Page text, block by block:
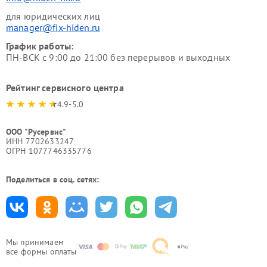
Мы принимаем
все формы оплаты
для юридических лиц
manager@fix-hiden.ru
График работы:
ПН-ВСК с 9:00 до 21:00 без перерывов и выходных
Рейтинг сервисного центра
4.9-5.0
ООО "Русервис"
ИНН 7702633247
ОГРН 1077746335776
Поделиться в соц. сетях: